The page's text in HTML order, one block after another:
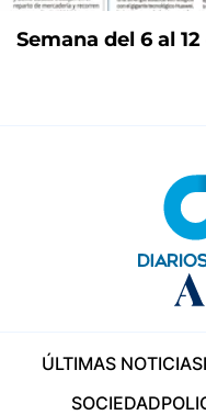
Semana del 6 al
ÚLTIMAS NOTICIAS
SOCIEDAD